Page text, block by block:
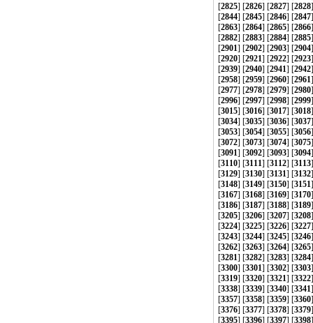
[2825] [2826] [2827] [2828
[2844] [2845] [2846] [2847
[2863] [2864] [2865] [2866
[2882] [2883] [2884] [2885
[2901] [2902] [2903] [2904
[2920] [2921] [2922] [2923
[2939] [2940] [2941] [2942
[2958] [2959] [2960] [2961
[2977] [2978] [2979] [2980
[2996] [2997] [2998] [2999
[3015] [3016] [3017] [3018
[3034] [3035] [3036] [3037
[3053] [3054] [3055] [3056
[3072] [3073] [3074] [3075
[3091] [3092] [3093] [3094
[3110] [3111] [3112] [3113
[3129] [3130] [3131] [3132
[3148] [3149] [3150] [3151
[3167] [3168] [3169] [3170
[3186] [3187] [3188] [3189
[3205] [3206] [3207] [3208
[3224] [3225] [3226] [3227
[3243] [3244] [3245] [3246
[3262] [3263] [3264] [3265
[3281] [3282] [3283] [3284
[3300] [3301] [3302] [3303
[3319] [3320] [3321] [3322
[3338] [3339] [3340] [3341
[3357] [3358] [3359] [3360
[3376] [3377] [3378] [3379
[3395] [3396] [3397] [3398